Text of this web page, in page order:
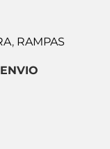
, RAMPAS
ENVIO